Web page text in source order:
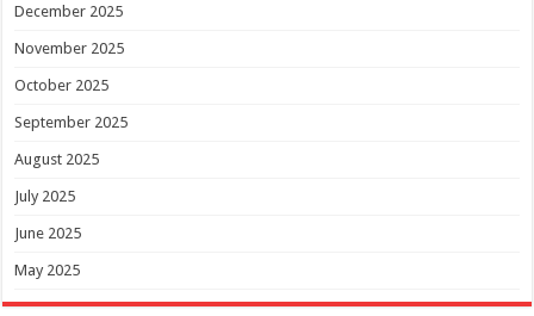
December 2025
November 2025
October 2025
September 2025
August 2025
July 2025
June 2025
May 2025